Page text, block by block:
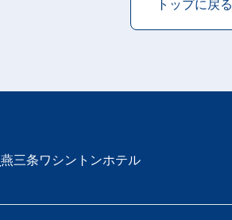
トップに戻る
燕三条ワシントンホテル